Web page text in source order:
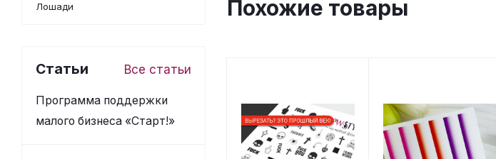
Похожие товары
Лошади
Статьи Все статьи
Программа поддержки
малого бизнеса «Старт!»